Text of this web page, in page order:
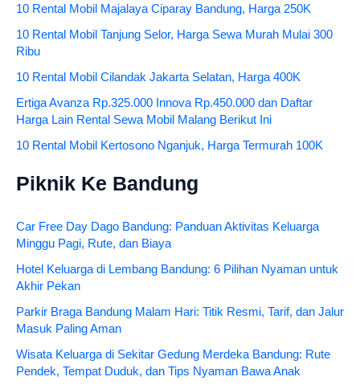
10 Rental Mobil Majalaya Ciparay Bandung, Harga 250K
10 Rental Mobil Tanjung Selor, Harga Sewa Murah Mulai 300
Ribu
10 Rental Mobil Cilandak Jakarta Selatan, Harga 400K
Ertiga Avanza Rp.325.000 Innova Rp.450.000 dan Daftar
Harga Lain Rental Sewa Mobil Malang Berikut Ini
10 Rental Mobil Kertosono Nganjuk, Harga Termurah 100K
Piknik Ke Bandung
Car Free Day Dago Bandung: Panduan Aktivitas Keluarga
Minggu Pagi, Rute, dan Biaya
Hotel Keluarga di Lembang Bandung: 6 Pilihan Nyaman untuk
Akhir Pekan
Parkir Braga Bandung Malam Hari: Titik Resmi, Tarif, dan Jalur
Masuk Paling Aman
Wisata Keluarga di Sekitar Gedung Merdeka Bandung: Rute
Pendek, Tempat Duduk, dan Tips Nyaman Bawa Anak